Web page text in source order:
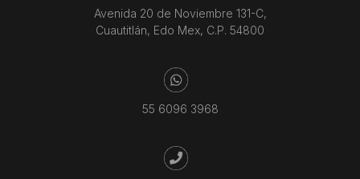
Avenida 20 de Noviembre 131-C,
Cuautitlán, Edo Mex, C.P. 54800
55 6096 3968